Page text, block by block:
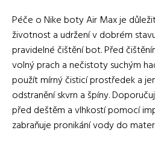
Péče o Nike boty Air Max je
životnost a udržení v dobrém
pravidelné čištění bot. Před
volný prach a nečistoty suchým
použít mírný čisticí prostředek a
odstranění skvrn a špíny.
před deštěm a vlhkostí pomocí
zabraňuje pronikání vody do